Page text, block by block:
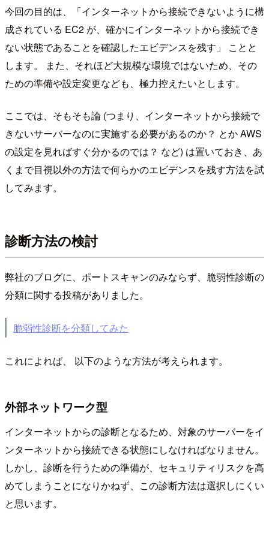
今回の目的は、「インターネットから接続できないように構
成されている EC2 が、確かにインターネットから接続でき
ない状態であることを確認したエビデンスを残す」 ことと
します。 また、それほど大規模な環境ではないため、その
ための準備や設定変更なども、極力控えたいとします。
ここでは、そもそも論 (つまり、インターネットから接続で
きないサーバーなのに実施する必要があるのか？ とか AWS
の設定を見ればすぐ分かるのでは？ など) は置いておき、あ
くまで目視以外の方法で何らかのエビデンスを残す方法を試
してみます。
診断方法の検討
弊社のブログに、ポートスキャンのみならず、脆弱性診断の
分類に関する投稿がありました。
脆弱性診断を分類してみた
これによれば、 以下のような方法が考えられます。
外部ネットワーク型
インターネットからの診断となるため、対象のサーバーをイ
ンターネットから接続できる状態にしなければなりません。
しかし、診断を行うための準備が、セキュリティリスクを高
めてしまうことになりかねず、この診断方法は選択しにくい
と思います。